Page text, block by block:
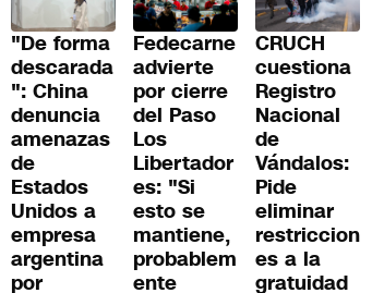
"De forma
descarada
": China
denuncia
amenazas
de
Estados
Unidos a
empresa
argentina
por
Fedecarne
advierte
por cierre
del Paso
Los
Libertador
es: "Si
esto se
mantiene,
probablem
ente
CRUCH
cuestiona
Registro
Nacional
de
Vándalos:
Pide
eliminar
restriccion
es a la
gratuidad